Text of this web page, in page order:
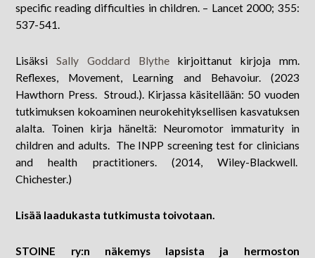
specific reading difficulties in children. – Lancet 2000; 355:
537-541.
LisäksiSally Goddard Blythe kirjoittanut kirjoja mm.
Reflexes, Movement, Learning and Behavoiur. (2023
Hawthorn Press. Stroud.). Kirjassa käsitellään: 50 vuoden
tutkimuksen kokoaminen neurokehityksellisen kasvatuksen
alalta. Toinen kirja häneltä: Neuromotor immaturity in
children and adults. The INPP screening test for clinicians
and health practitioners. (2014, Wiley-Blackwell.
Chichester.)
Lisää laadukasta tutkimusta toivotaan.
STOINE ry:n näkemys lapsista ja hermoston